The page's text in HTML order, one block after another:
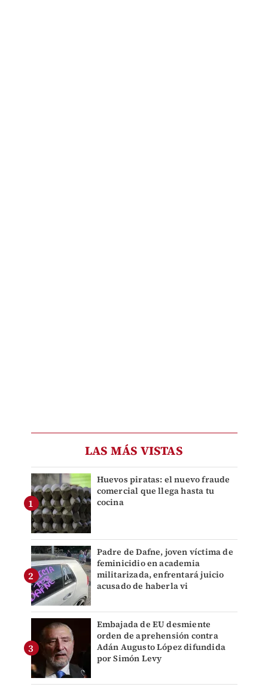
LAS MÁS VISTAS
Huevos piratas: el nuevo fraude
comercial que llega hasta tu
cocina
Padre de Dafne, joven víctima de
feminicidio en academia
militarizada, enfrentará juicio
acusado de haberla vi
Embajada de EU desmiente
orden de aprehensión contra
Adán Augusto López difundida
por Simón Levy